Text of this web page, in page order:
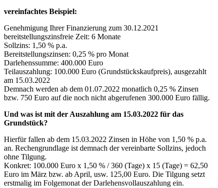
vereinfachtes Beispiel:
Genehmigung Ihrer Finanzierung zum 30.12.2021
bereitstellungszinsfreie Zeit: 6 Monate
Sollzins: 1,50 % p.a.
Bereitstellungszinsen: 0,25 % pro Monat
Darlehenssumme: 400.000 Euro
Teilauszahlung: 100.000 Euro (Grundstückskaufpreis), ausgezahlt
am 15.03.2022
Demnach werden ab dem 01.07.2022 monatlich 0,25 % Zinsen
bzw. 750 Euro auf die noch nicht abgerufenen 300.000 Euro fällig.
Und was ist mit der Auszahlung am 15.03.2022 für das
Grundstück?
Hierfür fallen ab dem 15.03.2022 Zinsen in Höhe von 1,50 % p.a.
an. Rechengrundlage ist demnach der vereinbarte Sollzins, jedoch
ohne Tilgung.
Konkret: 100.000 Euro x 1,50 % / 360 (Tage) x 15 (Tage) = 62,50
Euro im März bzw. ab April, usw. 125,00 Euro. Die Tilgung setzt
erstmalig im Folgemonat der Darlehensvollauszahlung ein.